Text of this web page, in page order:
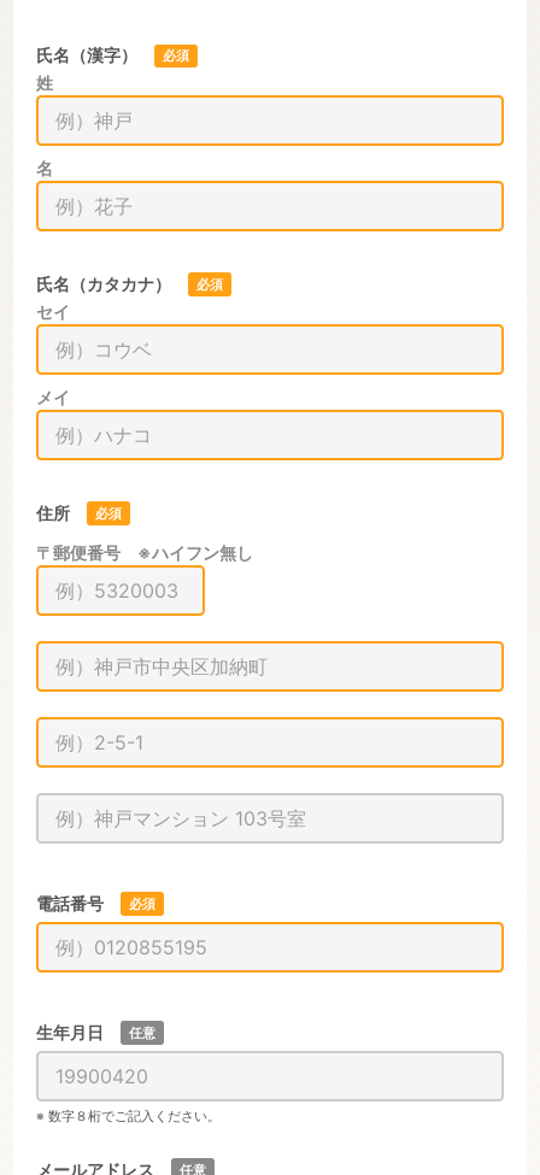
氏名（漢字） 必須
姓
名
氏名（カタカナ） 必須
セイ
メイ
住所 必須
〒郵便番号 ※ハイフン無し
電話番号 必須
生年月日 任意
※ 数字８桁でご記入ください。
メールアドレス 任意